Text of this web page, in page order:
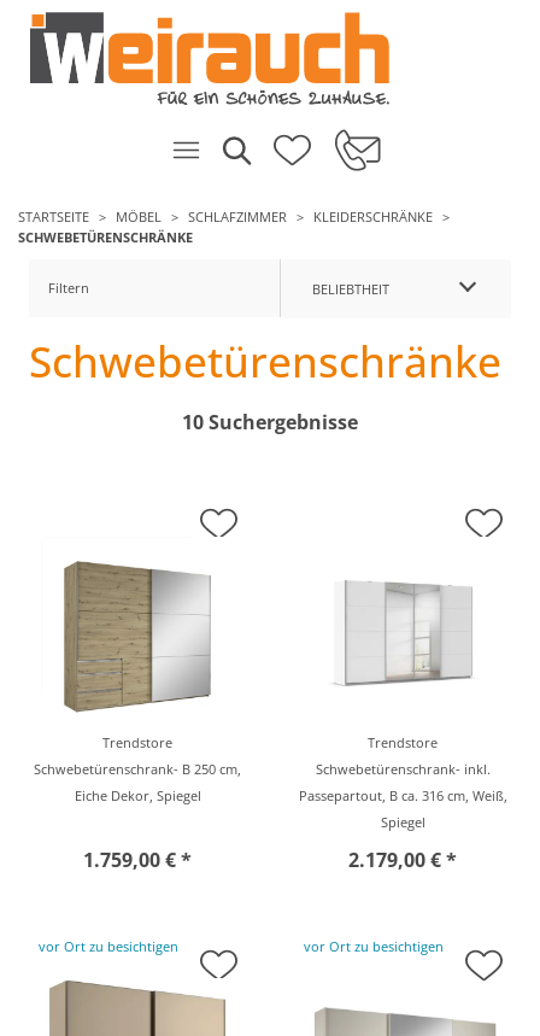
STARTSEITE MÖBEL SCHLAFZIMMER
KLEIDERSCHRÄNKE
SCHWEBETÜRENSCHRÄNKE
Filtern BELIEBTHEIT
Schwebetürenschränke
10 Suchergebnisse
Trendstore
Schwebetürenschrank- B 250 cm,
Eiche Dekor, Spiegel
1.759,00 € *
Trendstore
Schwebetürenschrank- inkl.
Passepartout, B ca. 316 cm, Weiß,
Spiegel
2.179,00 € *
vor Ort zu besichtigen vor Ort zu besichtigen